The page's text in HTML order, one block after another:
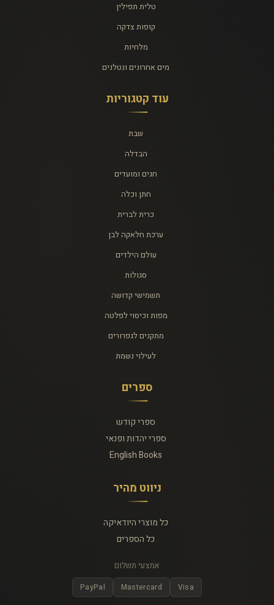
טלית תפילין
קופות צדקה
מלחיות
מים אחרונים ונטלנים
עוד קטגוריות
שבת
הבדלה
חגים ומועדים
חתן וכלה
כרית לברית
ערכת חלאקה לבן
עולם הילדים
סגולות
תשמישי קדושה
מפות וכיסוי לפלטה
מתקנים לגפרורים
לעילוי נשמת
ספרים
ספרי קודש
ספרי יהדות ופנאי
English Books
ניווט מהיר
כל מוצרי היודאיקה
כל הספרים
אמצעי תשלום
Visa
Mastercard
PayPal